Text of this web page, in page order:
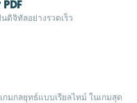
ดิจิทัลอย่างรวดเร็ว
มกลยุทธ์แบบเรียลไทม์ ในเกมสุด